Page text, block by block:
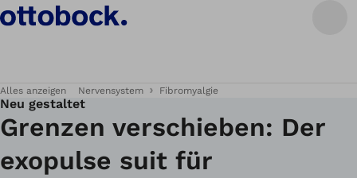
Alles anzeigen Nervensystem Fibromyalgie
Neu gestaltet
Grenzen verschieben: Der
exopulse suit für